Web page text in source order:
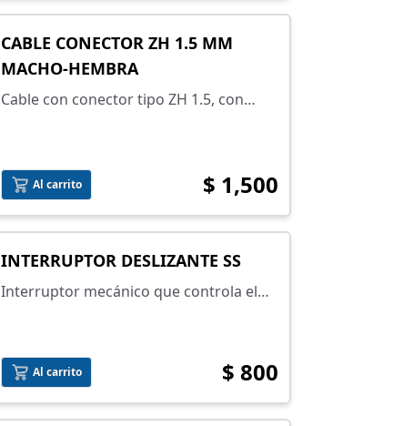
CABLE CONECTOR ZH 1.5 MM
MACHO-HEMBRA
Cable con conector tipo ZH 1.5, con
Selecciona el número de pines en la
lista.Al carrito $ 1,500
INTERRUPTOR DESLIZANTE SS
Interruptor mecánico que controla el
dispositivo electrónico de forma
manual.Al carrito $ 800